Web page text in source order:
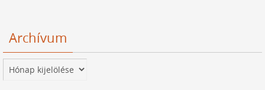
Archívum
Archívum